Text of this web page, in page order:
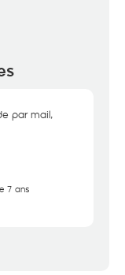
par mail,
7 ans